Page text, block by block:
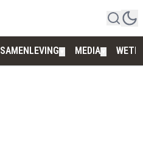
SAMENLEVING MEDIA